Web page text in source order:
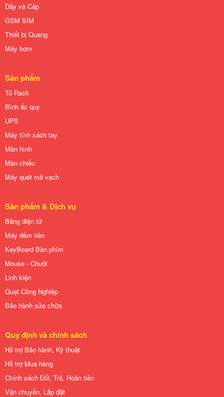
Dây và Cáp
GSM SIM
Thiết bị Quang
Máy bơm
Sản phẩm
Tủ Rack
Bình ắc quy
UPS
Máy tính xách tay
Màn hình
Màn chiếu
Máy quét mã vạch
Sản phẩm & Dịch vụ
Bảng điện tử
Máy đếm tiền
KeyBoard Bàn phím
Mouse - Chuột
Linh kiện
Quạt Công Nghiệp
Bảo hành sửa chữa
Quy định và chính sách
Hỗ trợ Bảo hành, Kỹ thuật
Hỗ trợ Mua hàng
Chính sách Đổi, Trả, Hoàn tiền
Vận chuyển, Lắp đặt